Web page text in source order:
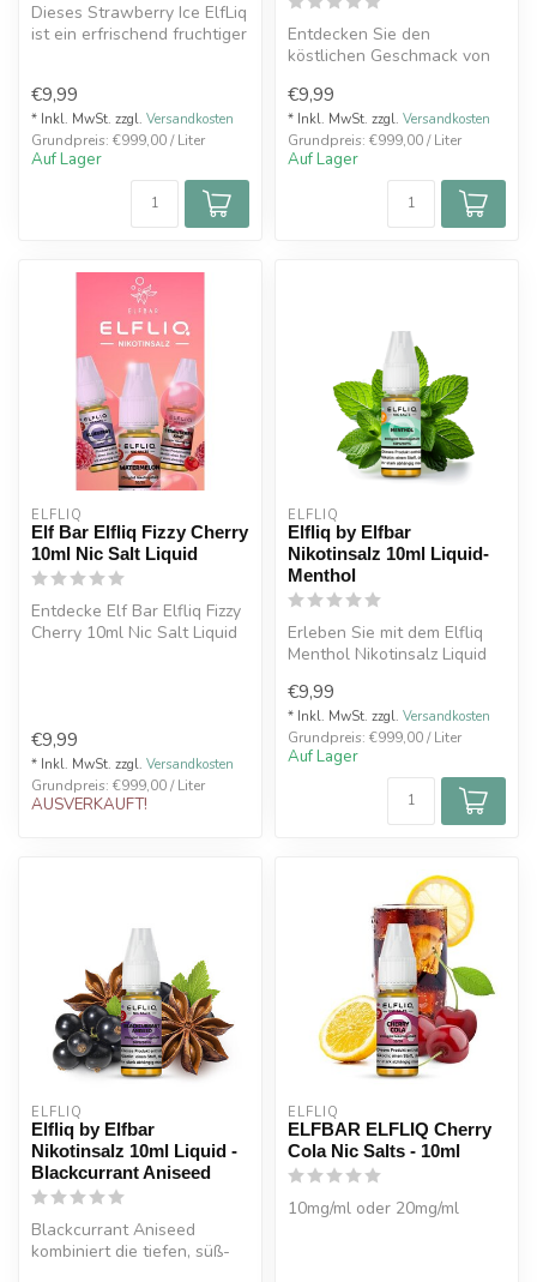
Dieses Strawberry Ice ElfLiq
ist ein erfrischend fruchtiger
€9,99
* Inkl. MwSt. zzgl. Versandkosten
Grundpreis: €999,00 / Liter
Auf Lager
Entdecken Sie den
köstlichen Geschmack von
Salt E-L...
€9,99
* Inkl. MwSt. zzgl. Versandkosten
Grundpreis: €999,00 / Liter
Auf Lager
ELFLIQ
Elf Bar Elfliq Fizzy Cherry
10ml Nic Salt Liquid
Entdecke Elf Bar Elfliq Fizzy
Cherry 10ml Nic Salt Liquid
€9,99
* Inkl. MwSt. zzgl. Versandkosten
Grundpreis: €999,00 / Liter
AUSVERKAUFT!
ELFLIQ
Elfliq by Elfbar
Nikotinsalz 10ml Liquid-
Menthol
Erleben Sie mit dem Elfliq
Menthol Nikotinsalz Liquid
€9,99
* Inkl. MwSt. zzgl. Versandkosten
Grundpreis: €999,00 / Liter
Auf Lager
ELFLIQ
Elfliq by Elfbar
Nikotinsalz 10ml Liquid -
Blackcurrant Aniseed
Blackcurrant Aniseed
kombiniert die tiefen, süß-
ELFLIQ
ELFBAR ELFLIQ Cherry
Cola Nic Salts - 10ml
10mg/ml oder 20mg/ml